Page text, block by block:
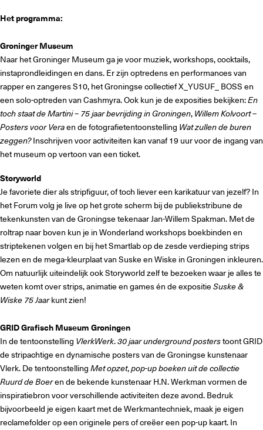
Het programma:
Groninger Museum
Naar het Groninger Museum ga je voor muziek, workshops, cocktails,
instaprondleidingen en dans. Er zijn optredens en performances van
rapper en zangeres S10, het Groningse collectief X_YUSUF_ BOSS en
een solo-optreden van Cashmyra. Ook kun je de exposities bekijken:En
toch staat de Martini – 75 jaar bevrijding in Groningen, Willem Kolvoort –
Posters voor Veraen de fotografietentoonstelling Wat zullen de buren
zeggen?Inschrijven voor activiteiten kan vanaf 19 uur voor de ingang van
het museum op vertoon van een ticket.
Storyworld
Je favoriete dier als stripfiguur, of toch liever een karikatuur van jezelf? In
het Forum volg je live op het grote scherm bij de publiekstribune de
tekenkunsten van de Groningse tekenaar Jan-Willem Spakman. Met de
roltrap naar boven kun je in Wonderland workshops boekbinden en
striptekenen volgen en bij het Smartlab op de zesde verdieping strips
lezen en de mega-kleurplaat van Suske en Wiske in Groningen inkleuren.
Om natuurlijk uiteindelijk ook Storyworld zelf te bezoeken waar je alles te
weten komt over strips, animatie en games én de expositieSuske &
Wiske 75 Jaarkunt zien!
GRID Grafisch Museum Groningen
In de tentoonstelling VlerkWerk.30jaarundergroundposterstoont GRID
de stripachtige en dynamische posters van de Groningse kunstenaar
Vlerk. De tentoonstelling Metopzet,pop-upboekenuitdecollectie
RuurddeBoeren de bekende kunstenaar H.N. Werkman vormen de
inspiratiebron voor verschillende activiteiten deze avond. Bedruk
bijvoorbeeld je eigen kaart met de Werkmantechniek, maak je eigen
reclamefolder op een originele pers of creëer een pop-up kaart. In